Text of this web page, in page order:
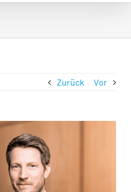
Zurück Vor